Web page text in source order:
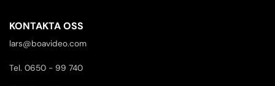
KONTAKTA OSS
lars@boavideo.com
Tel. 0650 - 99 740